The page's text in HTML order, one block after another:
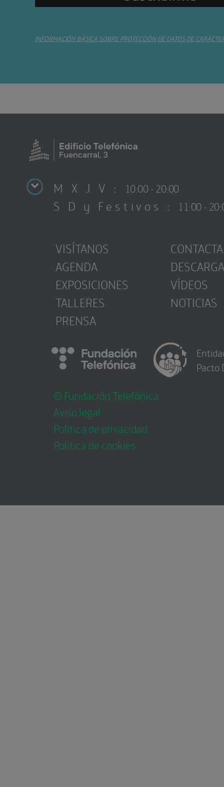
INFORMACIÓN BÁSICA SOBRE PROTECCIÓN DE DATOS DE
M X J V : 10:00 - 20:00
S D y Festivos : 11:00 -
VISÍTANOS
AGENDA
EXPOSICIONES
TALLERES
PRENSA
CONTACTA
VÍDEOS
NOTICIAS
© Fundación Telefónica
Aviso legal
Política de privacidad
Política de cookies
Pacto